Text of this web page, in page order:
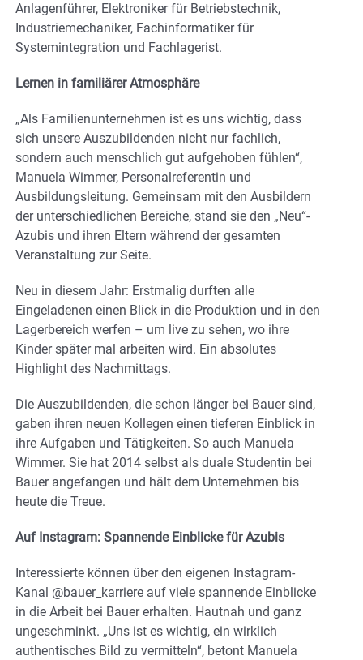
Anlagenführer, Elektroniker für Betriebstechnik,
Industriemechaniker, Fachinformatiker für
Systemintegration und Fachlagerist.
Lernen in familiärer Atmosphäre
„Als Familienunternehmen ist es uns wichtig, dass
sich unsere Auszubildenden nicht nur fachlich,
sondern auch menschlich gut aufgehoben fühlen“,
Manuela Wimmer, Personalreferentin und
Ausbildungsleitung. Gemeinsam mit den Ausbildern
der unterschiedlichen Bereiche, stand sie den „Neu“-
Azubis und ihren Eltern während der gesamten
Veranstaltung zur Seite.
Neu in diesem Jahr: Erstmalig durften alle
Eingeladenen einen Blick in die Produktion und in den
Lagerbereich werfen – um live zu sehen, wo ihre
Kinder später mal arbeiten wird. Ein absolutes
Highlight des Nachmittags.
Die Auszubildenden, die schon länger bei Bauer sind,
gaben ihren neuen Kollegen einen tieferen Einblick in
ihre Aufgaben und Tätigkeiten. So auch Manuela
Wimmer. Sie hat 2014 selbst als duale Studentin bei
Bauer angefangen und hält dem Unternehmen bis
heute die Treue.
Auf Instagram: Spannende Einblicke für Azubis
Interessierte können über den eigenen Instagram-
Kanal @bauer_karriere auf viele spannende Einblicke
in die Arbeit bei Bauer erhalten. Hautnah und ganz
ungeschminkt. „Uns ist es wichtig, ein wirklich
authentisches Bild zu vermitteln“, betont Manuela